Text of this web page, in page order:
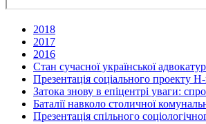
2018
2017
2016
Стан сучасної української
Презентація соціального проекту
Затока знову в епіцентрі уваги:
Баталії навколо столичної
Презентація спільного